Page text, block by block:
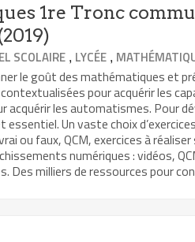
1re Tronc
SCOLAIRE , LYCÉE ,
le goût des mathématiques et
pour acquérir les
acquérir les automatismes. Pour
Un vaste choix
ou faux, QCM, exercices à
numériques : vidéos,
Des milliers de ressources pour